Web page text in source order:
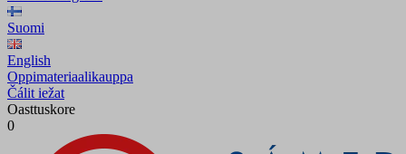
Suomi
English
Oppimateriaalikauppa
Čálit iežat
Oasttuskore
0